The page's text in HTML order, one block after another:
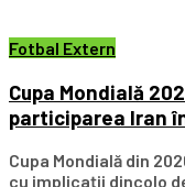
Fotbal Extern
Cupa Mondială
participarea Iran
Cupa Mondială din
cu implicații dincolo